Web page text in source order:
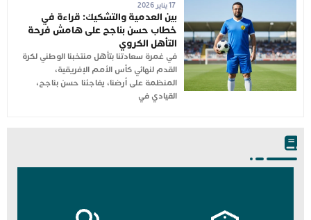
17 يناير 2026
بين العدمية والتشكيك: قراءة في
خطاب حسن بناجح على هامش فرحة
التأهل الكروي
في غمرة سعادتنا بتأهل منتخبنا الوطني لكرة
القدم لنهائي كأس الأمم الإفريقية،
المنظمة على أرضنا، يفاجئنا حسن بناجح،
القيادي في